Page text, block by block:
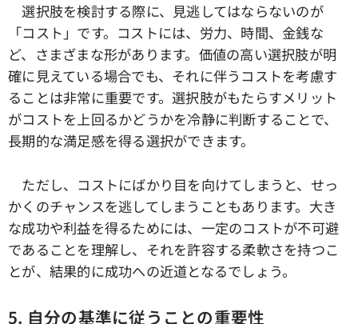
選択肢を検討する際に、見逃してはならないのが
「コスト」です。コストには、労力、時間、金銭な
ど、さまざまな形があります。価値の高い選択肢が明
確に見えている場合でも、それに伴うコストを考慮す
ることは非常に重要です。選択肢がもたらすメリット
がコストを上回るかどうかを冷静に判断することで、
長期的な満足感を得る選択ができます。
ただし、コストにばかり目を向けてしまうと、せっ
かくのチャンスを逃してしまうこともあります。大き
な成功や利益を得るためには、一定のコストが不可避
であることを理解し、それを許容する柔軟さを持つこ
とが、結果的に成功への近道となるでしょう。
5. 自分の基準に従うことの重要性